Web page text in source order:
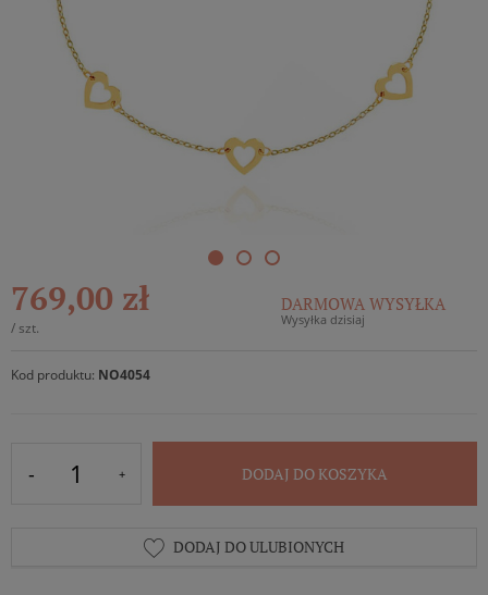
769,00 zł
/ szt.
DARMOWA WYSYŁKA
Wysyłka dzisiaj
Kod produktu: NO4054
DODAJ DO KOSZYKA
DODAJ DO ULUBIONYCH